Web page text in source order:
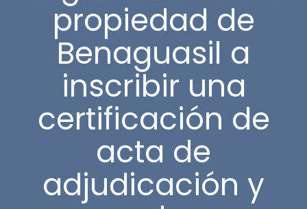
propiedad de
Benaguasil a
inscribir una
certificación de
acta de
adjudicación y